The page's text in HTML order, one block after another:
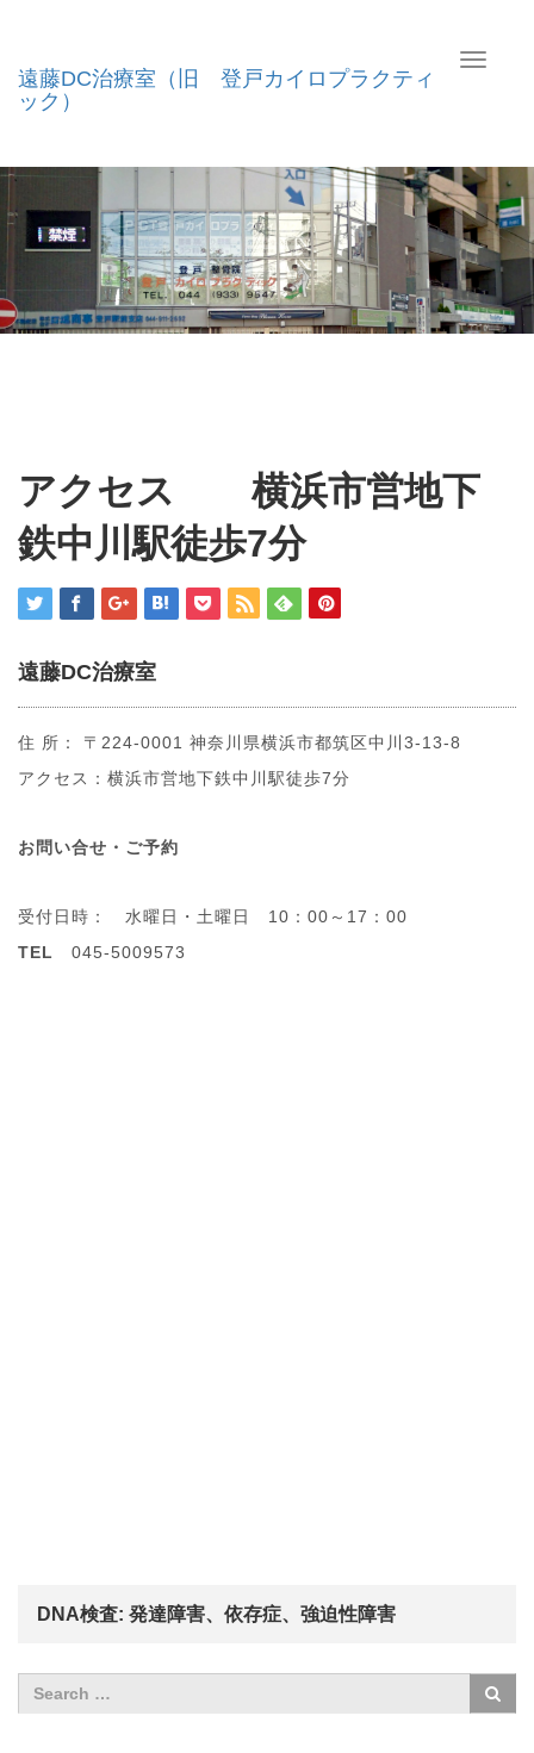
T
e
n
a
v
i
g
a
遠藤DC治療室（旧 登戸カイロプラクティ
ック）
アクセス 横浜市営地下
鉄中川駅徒歩7分
遠藤DC治療室
住 所： 〒224-0001 神奈川県横浜市都筑区中川3-13-8
アクセス：横浜市営地下鉄中川駅徒歩7分
お問い合せ・ご予約
受付日時： 水曜日・土曜日 10：00～17：00
TEL
045-5009573
DNA検査: 発達障害、依存症、強迫性障害